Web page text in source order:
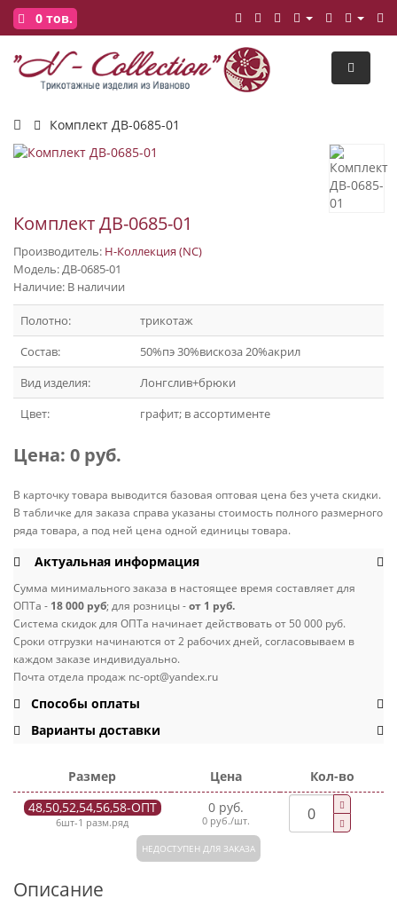
0 тов.
Комплект ДВ-0685-01
Комплект ДВ-0685-01
Производитель: Н-Коллекция (NC)
Модель: ДВ-0685-01
Наличие: В наличии
Полотно:
трикотаж
Состав:
50%пэ 30%вискоза 20%акрил
Вид изделия:
Лонгслив+брюки
Цвет:
графит; в ассортименте
Цена: 0 руб.
В карточку товара выводится базовая оптовая цена без учета скидки.
В табличке для заказа справа указаны стоимость полного размерного
ряда товара, а под ней цена одной единицы товара.
Актуальная информация
Сумма минимального заказа в настоящее время составляет для
ОПТа - 18 000 руб; для розницы -от 1 руб.
Система скидок для ОПТа начинает действовать от 50 000 руб.
Сроки отгрузки начинаются от 2 рабочих дней, согласовываем в
каждом заказе индивидуально.
Почта отдела продаж nc-opt@yandex.ru
Способы оплаты
Варианты доставки
Размер Цена
Кол-во
48,50,52,54,56,58-ОПТ
6шт-1 разм.ряд
0 руб.
0 руб./шт.
НЕДОСТУПЕН ДЛЯ ЗАКАЗА
Описание